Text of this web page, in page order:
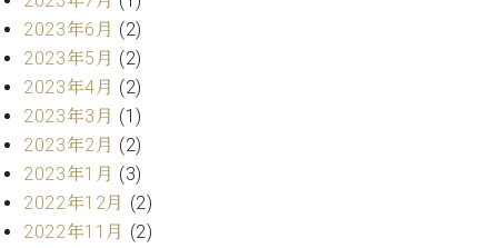
ス
ア
ッ
プ
ラ
ト
ピ
ア
ノ
楽
教
室
ピ
ア
の
コ
ン
2023年6月 (2)
2023年5月 (2)
2023年4月 (2)
2023年3月 (1)
2023年2月 (2)
2023年1月 (3)
2022年12月 (2)
2022年11月 (2)